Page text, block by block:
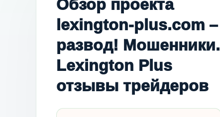
Обзор проекта
lexington-plus.com –
развод! Мошенники.
Lexington Plus
отзывы трейдеров